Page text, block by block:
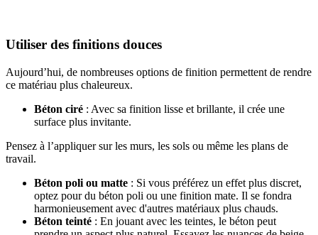
Utiliser des finitions douces
Aujourd’hui, de nombreuses options de finition permettent de rendre
ce matériau plus chaleureux.
Béton ciré : Avec sa finition lisse et brillante, il crée une
surface plus invitante.
Pensez à l’appliquer sur les murs, les sols ou même les plans de
travail.
Béton poli ou matte : Si vous préférez un effet plus discret,
optez pour du béton poli ou une finition mate. Il se fondra
harmonieusement avec d'autres matériaux plus chauds.
Béton teinté : En jouant avec les teintes, le béton peut